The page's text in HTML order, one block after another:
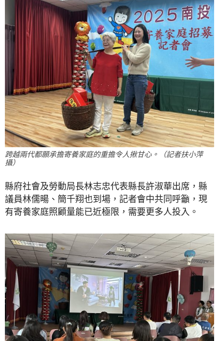
跨越兩代都願承擔寄養家庭的重擔令人揪甘心。（記者扶小萍
攝）
縣府社會及勞動局長林志忠代表縣長許淑華出席，縣
議員林儒暘、簡千翔也到場，記者會中共同呼籲，現
有寄養家庭照顧量能已近極限，需要更多人投入。